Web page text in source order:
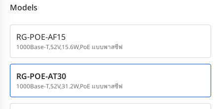
Models
RG-POE-AF15
1000Base-T,52V,15.6W,PoE แบบพาสซีฟ
RG-POE-AT30
1000Base-T,52V,31.2W,PoE แบบพาสซีฟ